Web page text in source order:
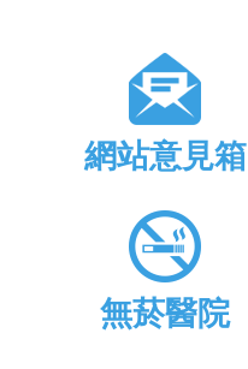
網站意見箱
無菸醫院